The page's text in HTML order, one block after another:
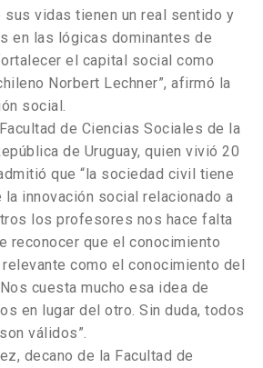
sus vidas tienen un real sentido y
en las lógicas dominantes de
el capital social como
Norbert Lechner”, afirmó la
social.
de Ciencias Sociales de la
de Uruguay, quien vivió 20
que “la sociedad civil tiene
innovación social relacionado a
los profesores nos hace falta
reconocer que el conocimiento
como el conocimiento del
cuesta mucho esa idea de
en lugar del otro. Sin duda, todos
válidos”.
decano de la Facultad de